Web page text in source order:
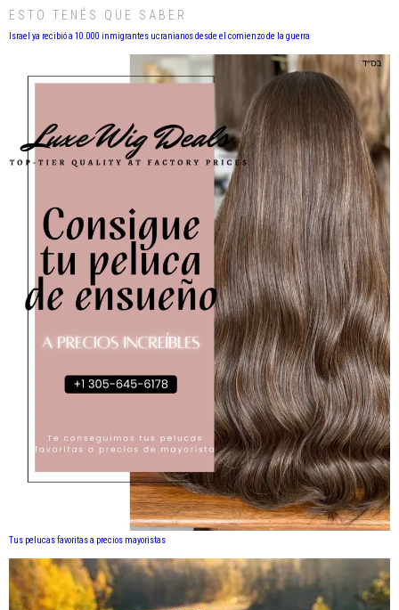
ESTO TENÉS QUE SABER
Israel ya recibió a 10.000 inmigrantes ucranianos desde el comienzo de la guerra
Tus pelucas favoritas a precios mayoristas